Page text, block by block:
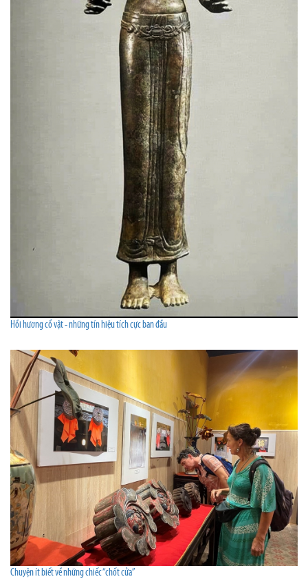
Hồi hương cổ vật - những tín hiệu tích cực ban đầu
Chuyện ít biết về những chiếc “chốt cửa”